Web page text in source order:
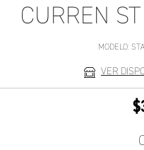
CURREN
MODELO:
VER